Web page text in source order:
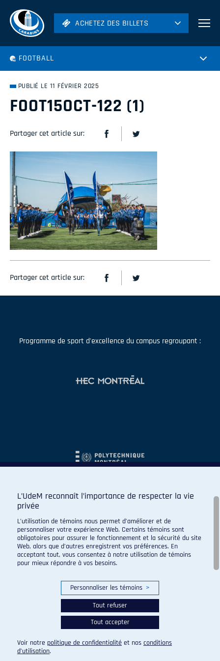
ACHETEZ DES BILLETS
ACHETEZ DES BILLETS
FOOTBALL
PUBLIÉ LE 11 FÉVRIER 2025
FOOT15OCT-122 (1)
Partager cet article sur:
Partager cet article sur:
Programme de sport d'excellence du campus regroupant :
© 2026 Carabins de l'Université de Montréal. Tous droits
réservés.
Paramètres des témoins
L’UdeM reconnaît l’importance de respecter la vie
privée
L’utilisation de témoins nous permet d’améliorer et de
personnaliser votre expérience Web. Certains témoins sont
obligatoires pour assurer le fonctionnement et la sécurité du site
Web, alors que d’autres enregistrent vos préférences. En
acceptant tout, vous consentez à notre utilisation de témoins
pour mieux répondre à vos besoins.
Personnaliser les témoins >
Tout refuser
Tout accepter
Voir notre politique de confidentialité et nos conditions
d’utilisation.